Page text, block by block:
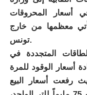
أسعار المحروقات
معظمها من خارج
تونس.
المتجددة في
أسعار الوقود للمرة
رفعت أسعار البيع